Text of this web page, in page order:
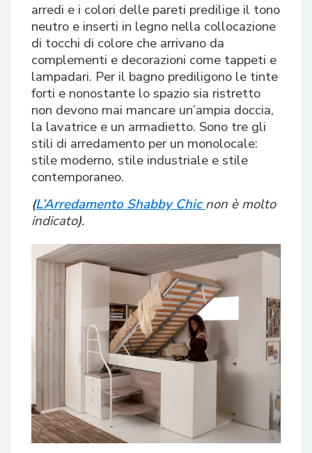
arredi e i colori delle pareti predilige il tono
neutro e inserti in legno nella collocazione
di tocchi di colore che arrivano da
complementi e decorazioni come tappeti e
lampadari. Per il bagno prediligono le tinte
forti e nonostante lo spazio sia ristretto
non devono mai mancare un’ampia doccia,
la lavatrice e un armadietto. Sono tre gli
stili di arredamento per un monolocale:
stile moderno, stile industriale e stile
contemporaneo.
(L’Arredamento Shabby Chicnon è molto
indicato).